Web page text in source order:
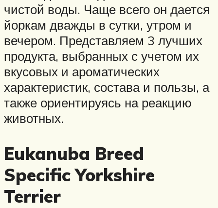
чистой воды. Чаще всего он дается
йоркам дважды в сутки, утром и
вечером. Представляем 3 лучших
продукта, выбранных с учетом их
вкусовых и ароматических
характеристик, состава и пользы, а
также ориентируясь на реакцию
животных.
Eukanuba Breed
Specific Yorkshire
Terrier